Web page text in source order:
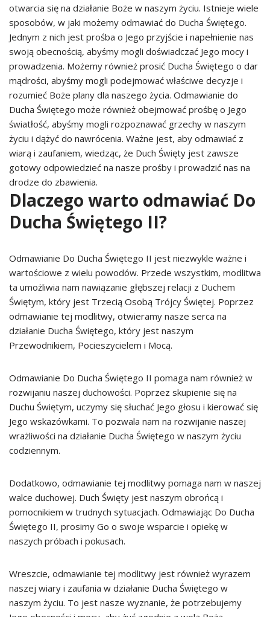
otwarcia się na działanie Boże w naszym życiu. Istnieje wiele
sposobów, w jaki możemy odmawiać do Ducha Świętego.
Jednym z nich jest prośba o Jego przyjście i napełnienie nas
swoją obecnością, abyśmy mogli doświadczać Jego mocy i
prowadzenia. Możemy również prosić Ducha Świętego o dar
mądrości, abyśmy mogli podejmować właściwe decyzje i
rozumieć Boże plany dla naszego życia. Odmawianie do
Ducha Świętego może również obejmować prośbę o Jego
światłość, abyśmy mogli rozpoznawać grzechy w naszym
życiu i dążyć do nawrócenia. Ważne jest, aby odmawiać z
wiarą i zaufaniem, wiedząc, że Duch Święty jest zawsze
gotowy odpowiedzieć na nasze prośby i prowadzić nas na
drodze do zbawienia.
Dlaczego warto odmawiać Do
Ducha Świętego II?
Odmawianie Do Ducha Świętego II jest niezwykle ważne i
wartościowe z wielu powodów. Przede wszystkim, modlitwa
ta umożliwia nam nawiązanie głębszej relacji z Duchem
Świętym, który jest Trzecią Osobą Trójcy Świętej. Poprzez
odmawianie tej modlitwy, otwieramy nasze serca na
działanie Ducha Świętego, który jest naszym
Przewodnikiem, Pocieszycielem i Mocą.
Odmawianie Do Ducha Świętego II pomaga nam również w
rozwijaniu naszej duchowości. Poprzez skupienie się na
Duchu Świętym, uczymy się słuchać Jego głosu i kierować się
Jego wskazówkami. To pozwala nam na rozwijanie naszej
wrażliwości na działanie Ducha Świętego w naszym życiu
codziennym.
Dodatkowo, odmawianie tej modlitwy pomaga nam w naszej
walce duchowej. Duch Święty jest naszym obrońcą i
pomocnikiem w trudnych sytuacjach. Odmawiając Do Ducha
Świętego II, prosimy Go o swoje wsparcie i opiekę w
naszych próbach i pokusach.
Wreszcie, odmawianie tej modlitwy jest również wyrazem
naszej wiary i zaufania w działanie Ducha Świętego w
naszym życiu. To jest nasze wyznanie, że potrzebujemy